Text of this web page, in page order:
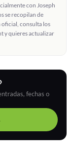
con Joseph
se recopilan de
consulta los
y quieres actualizar
fechas o